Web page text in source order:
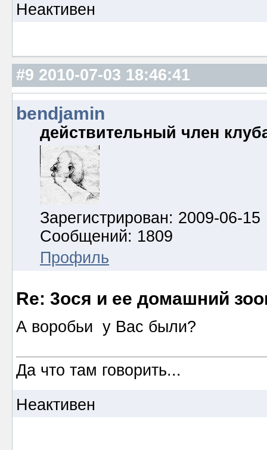
Неактивен
#9 2010-07-03 18:46:41
bendjamin
действительный член
Зарегистрирован: 2009-06-15
Сообщений: 1809
Профиль
Re: 3ося и ее домашний
А воробьи у Вас были?
Да что там говорить...
Неактивен